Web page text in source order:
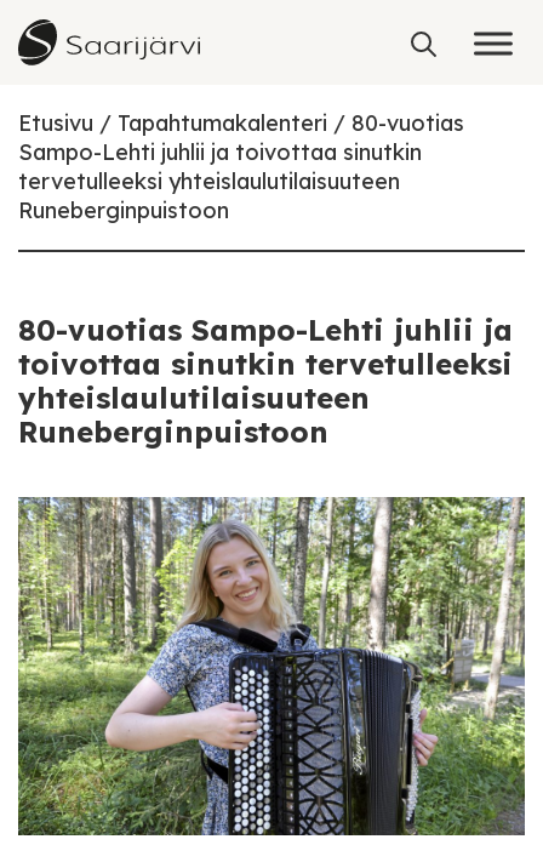
Skip to content
Etusivu Tapahtumakalenteri
80-vuotias
Sampo-Lehti juhlii ja toivottaa sinutkin
tervetulleeksi yhteislaulutilaisuuteen
Runeberginpuistoon
80-vuotias Sampo-Lehti juhlii ja
toivottaa sinutkin tervetulleeksi
yhteislaulutilaisuuteen
Runeberginpuistoon